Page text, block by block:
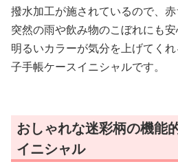
撥水加工が施されているので、
突然の雨や飲み物のこぼれにも安
明るいカラーが気分を上げてく
子手帳ケースイニシャルです。
おしゃれな迷彩柄の機能
イニシャル